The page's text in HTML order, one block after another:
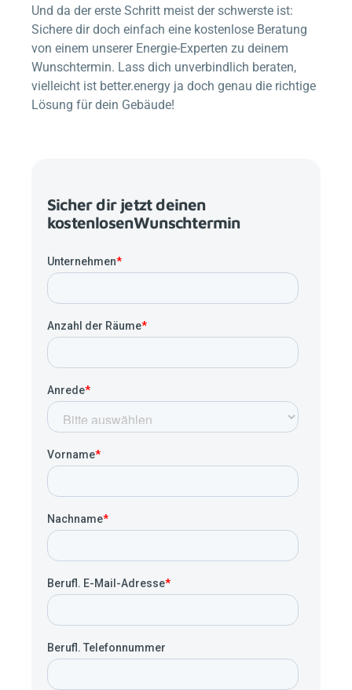
Und da der erste Schritt meist der schwerste ist:
Sichere dir doch einfach eine kostenlose Beratung
von einem unserer Energie-Experten zu deinem
Wunschtermin. Lass dich unverbindlich beraten,
vielleicht ist better.energy ja doch genau die richtige
Lösung für dein Gebäude!
Sicher dir jetzt deinen
kostenlosenWunschtermin